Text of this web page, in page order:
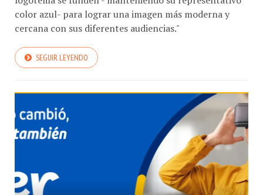
color azul- para lograr una imagen más moderna y
cercana con sus diferentes audiencias."
SEGUIR LEYENDO